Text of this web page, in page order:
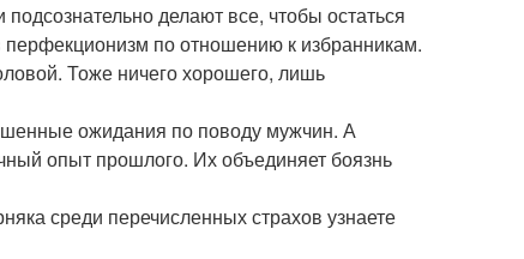
делают все, чтобы остаться
по отношению к избранникам.
Тоже ничего хорошего, лишь
ожидания по поводу мужчин. А
опыт прошлого. Их объединяет боязнь
среди перечисленных страхов узнаете